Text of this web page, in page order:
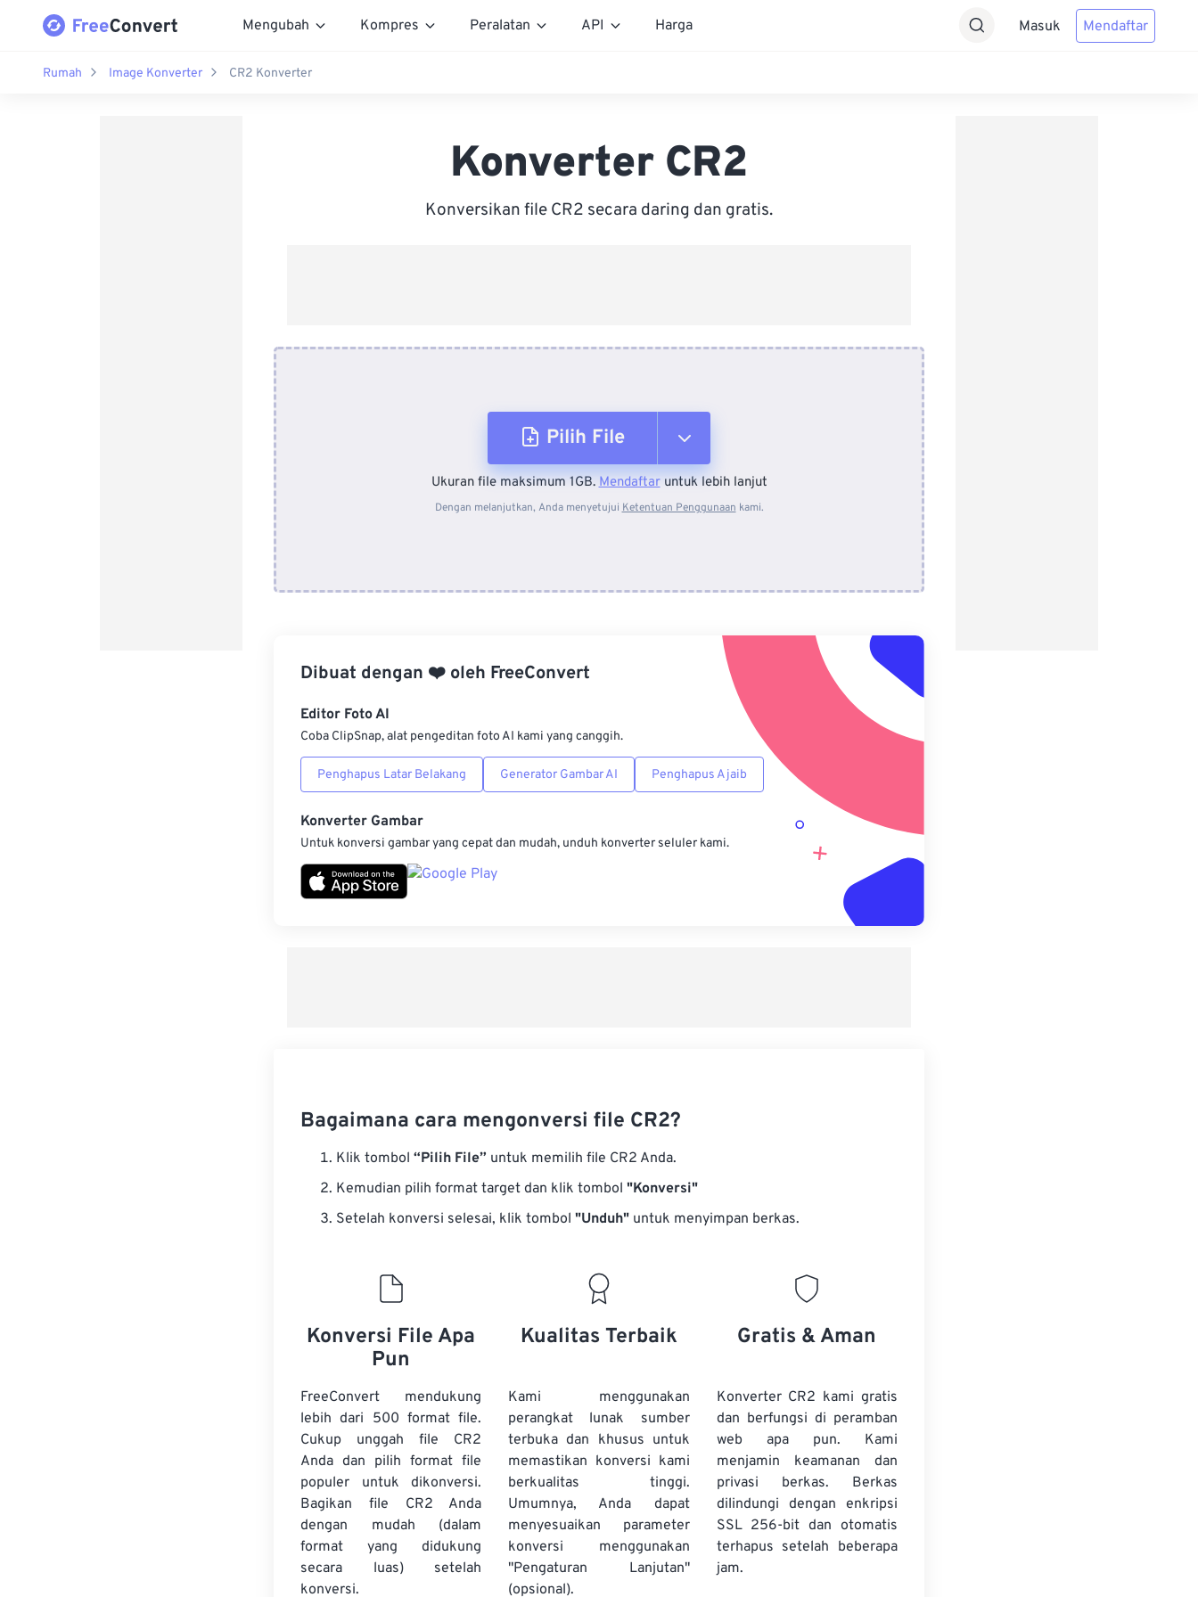
Mengubah Kompres Peralatan API Harga Masuk Mendaftar
Rumah Image Konverter CR2 Konverter
Konverter CR2
Konversikan file CR2 secara daring dan gratis.
Pilih File
Dari Perangkat
Dari OneDrive
Dari Url
Ukuran file maksimum 1GB.Mendaftaruntuk lebih lanjut
Dengan melanjutkan, Anda menyetujui Ketentuan Penggunaan kami.
Dibuat dengan ❤️ oleh FreeConvert
Editor Foto AI
Coba ClipSnap, alat pengeditan foto AI kami yang canggih.
Penghapus Latar Belakang Generator Gambar AI Penghapus Ajaib
Konverter Gambar
Untuk konversi gambar yang cepat dan mudah, unduh konverter seluler kami.
Bagaimana cara mengonversi file CR2?
Klik tombol “Pilih File” untuk memilih file CR2 Anda.
Kemudian pilih format target dan klik tombol "Konversi"
Setelah konversi selesai, klik tombol "Unduh" untuk menyimpan berkas.
Konversi File Apa
Pun
FreeConvert mendukung
lebih dari 500 format file.
Cukup unggah file CR2
Anda dan pilih format file
populer untuk dikonversi.
Bagikan file CR2 Anda
dengan mudah (dalam
format yang didukung
secara luas) setelah
konversi.
Kualitas Terbaik
Kami menggunakan
perangkat lunak sumber
terbuka dan khusus untuk
memastikan konversi kami
berkualitas tinggi.
Umumnya, Anda dapat
menyesuaikan parameter
konversi menggunakan
"Pengaturan Lanjutan"
(opsional).
Gratis & Aman
Konverter CR2 kami gratis
dan berfungsi di peramban
web apa pun. Kami
menjamin keamanan dan
privasi berkas. Berkas
dilindungi dengan enkripsi
SSL 256-bit dan otomatis
terhapus setelah beberapa
jam.